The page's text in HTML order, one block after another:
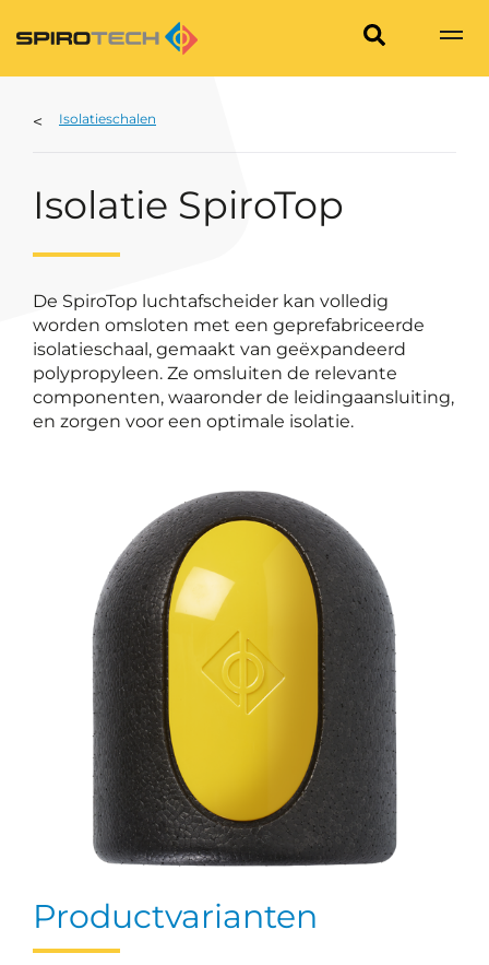
Isolatieschalen
Isolatie SpiroTop
De SpiroTop luchtafscheider kan volledig
worden omsloten met een geprefabriceerde
isolatieschaal, gemaakt van geëxpandeerd
polypropyleen. Ze omsluiten de relevante
componenten, waaronder de leidingaansluiting,
en zorgen voor een optimale isolatie.
Productvarianten